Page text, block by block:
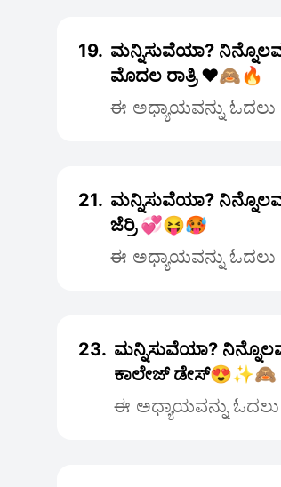
19. ಮನ್ನಿಸುವೆಯಾ?
ಮೊದಲ ರಾತ್ರಿ ❤️🙈🔥
ಈ ಅಧ್ಯಾಯವನ್ನು
21. ಮನ್ನಿಸುವೆಯಾ?
ಜೆರ್ರಿ 💞😝🥵
ಈ ಅಧ್ಯಾಯವನ್ನು
23. ಮನ್ನಿಸುವೆಯಾ?
ಕಾಲೇಜ್ ಡೇಸ್😍✨🙈
ಈ ಅಧ್ಯಾಯವನ್ನು